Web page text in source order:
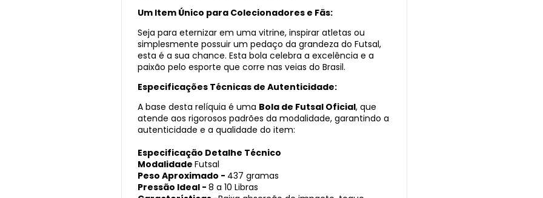
Um Item Único para Colecionadores e Fãs:
Seja para eternizar em uma vitrine, inspirar atletas ou
simplesmente possuir um pedaço da grandeza do Futsal,
esta é a sua chance. Esta bola celebra a excelência e a
paixão pelo esporte que corre nas veias do Brasil.
Especificações Técnicas de Autenticidade:
A base desta relíquia é uma Bola de Futsal Oficial, que
atende aos rigorosos padrões da modalidade, garantindo a
autenticidade e a qualidade do item:
Especificação Detalhe Técnico
Modalidade Futsal
Peso Aproximado - 437 gramas
Pressão Ideal - 8 a 10 Libras